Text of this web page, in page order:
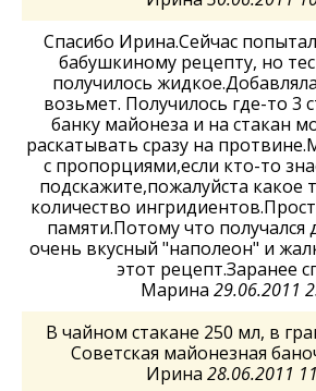
Спасибо Ирина.Сейчас
бабушкиному рецепту, но
получилось
возьмет. Получилось где-то 3
банку майонеза и на стакан
раскатывать сразу на
с пропорциями,если кто-то
подскажите,пожалуйста какое
количество
памяти.Потому что получался
очень вкусный "наполеон" и
этот рецепт.Заранее
Марина 29.06.2011
В чайном стакане 250 мл, в
Советская майонезная
Ирина 28.06.2011